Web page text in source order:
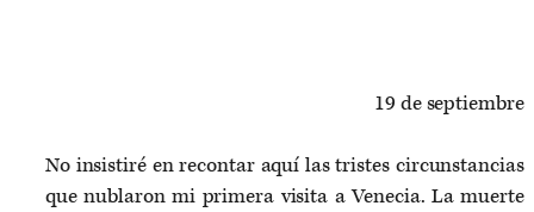
19 de septiembre
No insistiré en recontar aquí las tristes circunstancias
que nublaron mi primera visita a Venecia. La muerte